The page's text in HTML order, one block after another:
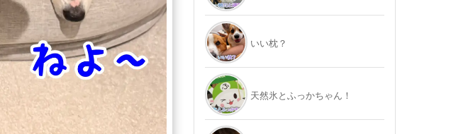
いい枕？
天然氷とふっかちゃん！